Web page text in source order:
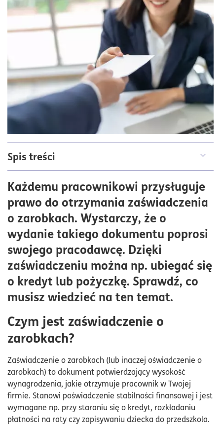
Spis treści
Jakie informacje muszą znaleźć się w zaświadczeniu
o zarobkach?
Sytuacje, w których koniecznie jest wystawienie
zaświadczenie o zarobkach
Czy pracodawca ma obowiązek wydać zaświadczenie
o zarobkach?
Każdemu pracownikowi przysługuje
prawo do otrzymania zaświadczenia
o zarobkach. Wystarczy, że o
wydanie takiego dokumentu poprosi
swojego pracodawcę. Dzięki
zaświadczeniu można np. ubiegać się
o kredyt lub pożyczkę. Sprawdź, co
musisz wiedzieć na ten temat.
Czym jest zaświadczenie o
zarobkach?
Zaświadczenie o zarobkach (lub inaczej oświadczenie o
zarobkach) to dokument potwierdzający wysokość
wynagrodzenia, jakie otrzymuje pracownik w Twojej
firmie. Stanowi poświadczenie stabilności finansowej i jest
wymagane np. przy staraniu się o kredyt, rozkładaniu
płatności na raty czy zapisywaniu dziecka do przedszkola.